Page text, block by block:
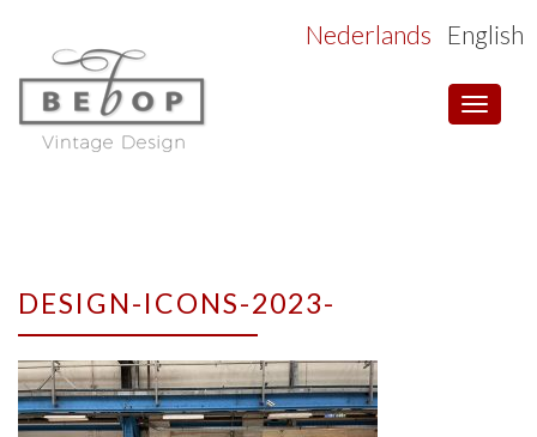
Toggle
Nederlands English
DESIGN-ICONS-2023-